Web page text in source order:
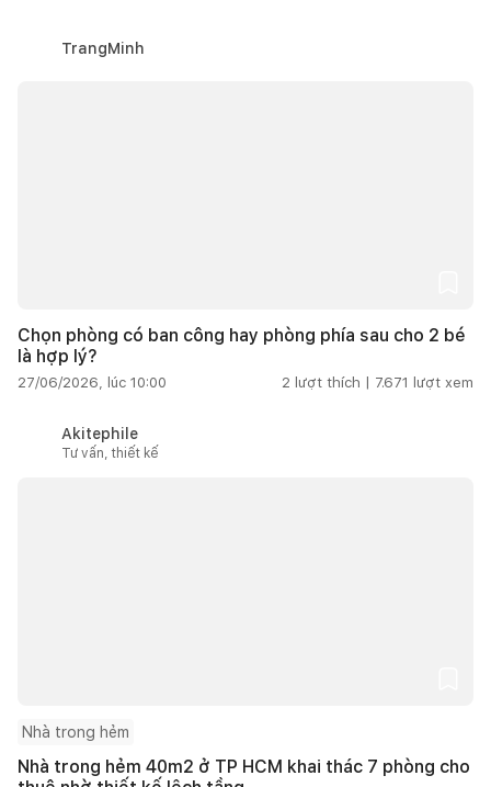
TrangMinh
Chọn phòng có ban công hay phòng phía sau cho 2 bé
là hợp lý?
27/06/2026, lúc 10:00 2 lượt thích | 7.671 lượt xem
Akitephile
Tư vấn, thiết kế
Nhà trong hẻm
Nhà trong hẻm 40m2 ở TP HCM khai thác 7 phòng cho